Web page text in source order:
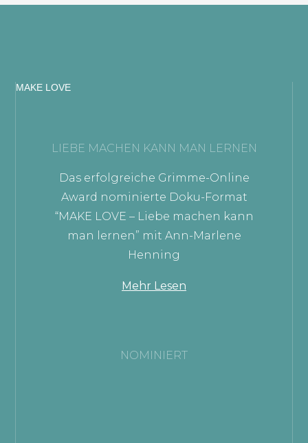
MAKE LOVE
LIEBE MACHEN KANN MAN LERNEN
Das erfolgreiche Grimme-Online
Award nominierte Doku-Format
“MAKE LOVE – Liebe machen kann
man lernen” mit Ann-Marlene
Henning
Mehr Lesen
NOMINIERT